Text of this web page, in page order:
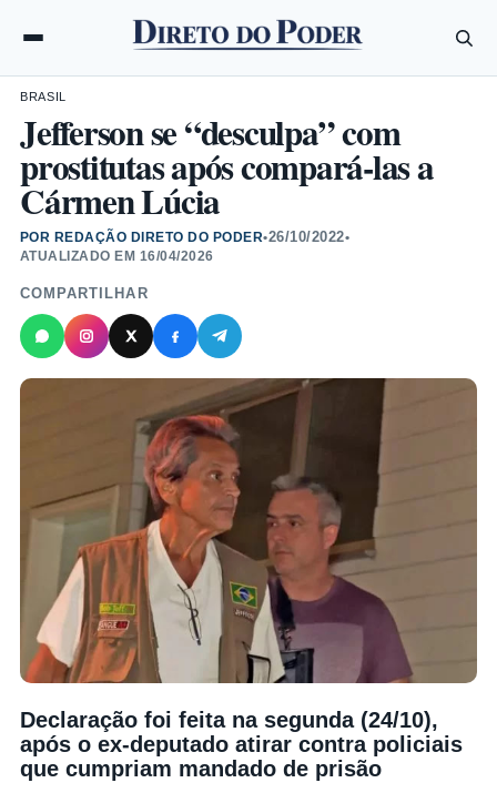
BRASIL
Jefferson se “desculpa” com
prostitutas após compará-las a
Cármen Lúcia
POR REDAÇÃO DIRETO DO PODER•26/10/2022•
ATUALIZADO EM 16/04/2026
COMPARTILHAR
Declaração foi feita na segunda (24/10),
após o ex-deputado atirar contra policiais
que cumpriam mandado de prisão